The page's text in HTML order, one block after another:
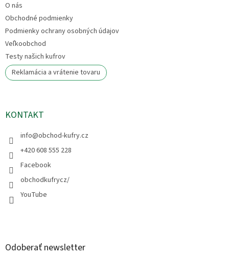
O nás
Obchodné podmienky
Podmienky ochrany osobných údajov
Veľkoobchod
Testy našich kufrov
Reklamácia a vrátenie tovaru
KONTAKT
info@obchod-kufry.cz
+420 608 555 228
Facebook
obchodkufrycz/
YouTube
Odoberať newsletter